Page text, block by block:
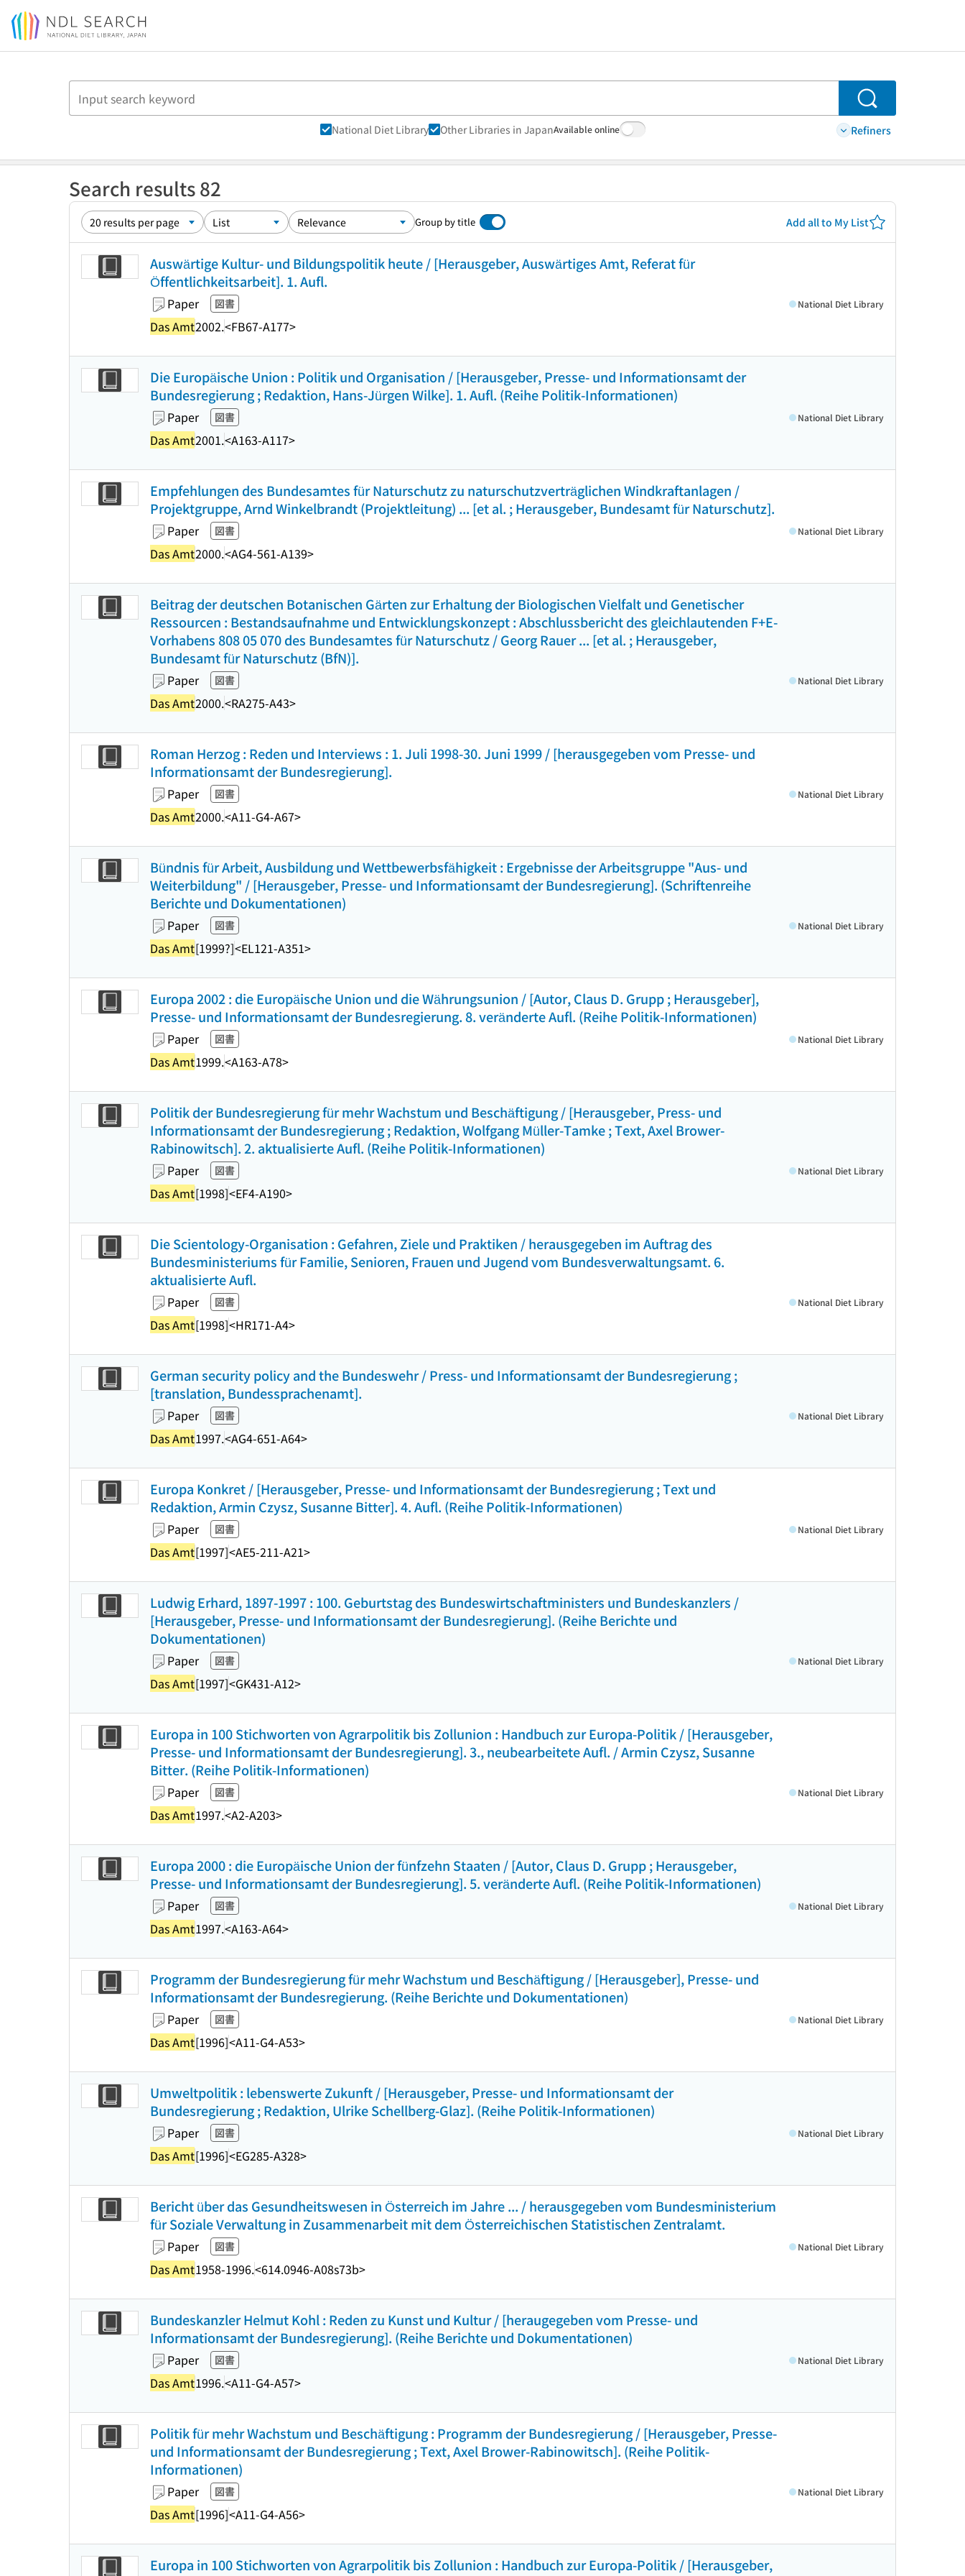
Jump to main content
Search
National Diet Library Other Libraries in JapanAvailable online Refiners
Search results 82
Group by title Add all to My List
Auswärtige Kultur- und Bildungspolitik heute / [Herausgeber, Auswärtiges Amt, Referat für
Öffentlichkeitsarbeit]. 1. Aufl.
Paper 図書
Das Amt2002.<FB67-A177>
National Diet Library
Die Europäische Union : Politik und Organisation / [Herausgeber, Presse- und Informationsamt der
Bundesregierung ; Redaktion, Hans-Jürgen Wilke]. 1. Aufl. (Reihe Politik-Informationen)
Paper 図書
Das Amt2001.<A163-A117>
National Diet Library
Empfehlungen des Bundesamtes für Naturschutz zu naturschutzverträglichen Windkraftanlagen /
Projektgruppe, Arnd Winkelbrandt (Projektleitung) ... [et al. ; Herausgeber, Bundesamt für Naturschutz].
Paper 図書
Das Amt2000.<AG4-561-A139>
National Diet Library
Beitrag der deutschen Botanischen Gärten zur Erhaltung der Biologischen Vielfalt und Genetischer
Ressourcen : Bestandsaufnahme und Entwicklungskonzept : Abschlussbericht des gleichlautenden F+E-
Vorhabens 808 05 070 des Bundesamtes für Naturschutz / Georg Rauer ... [et al. ; Herausgeber,
Bundesamt für Naturschutz (BfN)].
Paper 図書
Das Amt2000.<RA275-A43>
National Diet Library
Roman Herzog : Reden und Interviews : 1. Juli 1998-30. Juni 1999 / [herausgegeben vom Presse- und
Informationsamt der Bundesregierung].
Paper 図書
Das Amt2000.<A11-G4-A67>
National Diet Library
Bündnis für Arbeit, Ausbildung und Wettbewerbsfähigkeit : Ergebnisse der Arbeitsgruppe "Aus- und
Weiterbildung" / [Herausgeber, Presse- und Informationsamt der Bundesregierung]. (Schriftenreihe
Berichte und Dokumentationen)
Paper 図書
Das Amt[1999?]<EL121-A351>
National Diet Library
Europa 2002 : die Europäische Union und die Währungsunion / [Autor, Claus D. Grupp ; Herausgeber],
Presse- und Informationsamt der Bundesregierung. 8. veränderte Aufl. (Reihe Politik-Informationen)
Paper 図書
Das Amt1999.<A163-A78>
National Diet Library
Politik der Bundesregierung für mehr Wachstum und Beschäftigung / [Herausgeber, Press- und
Informationsamt der Bundesregierung ; Redaktion, Wolfgang Müller-Tamke ; Text, Axel Brower-
Rabinowitsch]. 2. aktualisierte Aufl. (Reihe Politik-Informationen)
Paper 図書
Das Amt[1998]<EF4-A190>
National Diet Library
Die Scientology-Organisation : Gefahren, Ziele und Praktiken / herausgegeben im Auftrag des
Bundesministeriums für Familie, Senioren, Frauen und Jugend vom Bundesverwaltungsamt. 6.
aktualisierte Aufl.
Paper 図書
Das Amt[1998]<HR171-A4>
National Diet Library
German security policy and the Bundeswehr / Press- und Informationsamt der Bundesregierung ;
[translation, Bundessprachenamt].
Paper 図書
Das Amt1997.<AG4-651-A64>
National Diet Library
Europa Konkret / [Herausgeber, Presse- und Informationsamt der Bundesregierung ; Text und
Redaktion, Armin Czysz, Susanne Bitter]. 4. Aufl. (Reihe Politik-Informationen)
Paper 図書
Das Amt[1997]<AE5-211-A21>
National Diet Library
Ludwig Erhard, 1897-1997 : 100. Geburtstag des Bundeswirtschaftministers und Bundeskanzlers /
[Herausgeber, Presse- und Informationsamt der Bundesregierung]. (Reihe Berichte und
Dokumentationen)
Paper 図書
Das Amt[1997]<GK431-A12>
National Diet Library
Europa in 100 Stichworten von Agrarpolitik bis Zollunion : Handbuch zur Europa-Politik / [Herausgeber,
Presse- und Informationsamt der Bundesregierung]. 3., neubearbeitete Aufl. / Armin Czysz, Susanne
Bitter. (Reihe Politik-Informationen)
Paper 図書
Das Amt1997.<A2-A203>
National Diet Library
Europa 2000 : die Europäische Union der fünfzehn Staaten / [Autor, Claus D. Grupp ; Herausgeber,
Presse- und Informationsamt der Bundesregierung]. 5. veränderte Aufl. (Reihe Politik-Informationen)
Paper 図書
Das Amt1997.<A163-A64>
National Diet Library
Programm der Bundesregierung für mehr Wachstum und Beschäftigung / [Herausgeber], Presse- und
Informationsamt der Bundesregierung. (Reihe Berichte und Dokumentationen)
Paper 図書
Das Amt[1996]<A11-G4-A53>
National Diet Library
Umweltpolitik : lebenswerte Zukunft / [Herausgeber, Presse- und Informationsamt der
Bundesregierung ; Redaktion, Ulrike Schellberg-Glaz]. (Reihe Politik-Informationen)
Paper 図書
Das Amt[1996]<EG285-A328>
National Diet Library
Bericht über das Gesundheitswesen in Österreich im Jahre ... / herausgegeben vom Bundesministerium
für Soziale Verwaltung in Zusammenarbeit mit dem Österreichischen Statistischen Zentralamt.
Paper 図書
Das Amt1958-1996.<614.0946-A08s73b>
National Diet Library
Bundeskanzler Helmut Kohl : Reden zu Kunst und Kultur / [heraugegeben vom Presse- und
Informationsamt der Bundesregierung]. (Reihe Berichte und Dokumentationen)
Paper 図書
Das Amt1996.<A11-G4-A57>
National Diet Library
Politik für mehr Wachstum und Beschäftigung : Programm der Bundesregierung / [Herausgeber, Presse-
und Informationsamt der Bundesregierung ; Text, Axel Brower-Rabinowitsch]. (Reihe Politik-
Informationen)
Paper 図書
Das Amt[1996]<A11-G4-A56>
National Diet Library
Europa in 100 Stichworten von Agrarpolitik bis Zollunion : Handbuch zur Europa-Politik / [Herausgeber,